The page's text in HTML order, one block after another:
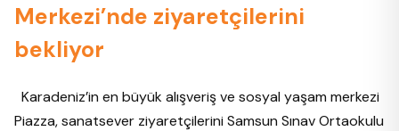
Merkezi’nde ziyaretçilerini
bekliyor
Karadeniz’in en büyük alışveriş ve sosyal yaşam merkezi
Piazza, sanatsever ziyaretçilerini Samsun Sınav Ortaokulu